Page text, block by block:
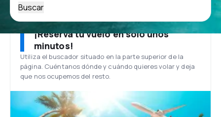
Buscar
¡Reserva tu vuelo en solo unos
minutos!
Utiliza el buscador situado en la parte superior de la
página. Cuéntanos dónde y cuándo quieres volar y deja
que nos ocupemos del resto.